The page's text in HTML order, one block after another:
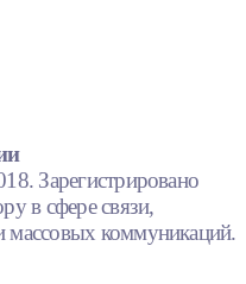
Зарегистрировано
в сфере связи,
коммуникаций.